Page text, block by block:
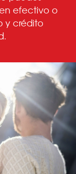
efectivo o
y crédito